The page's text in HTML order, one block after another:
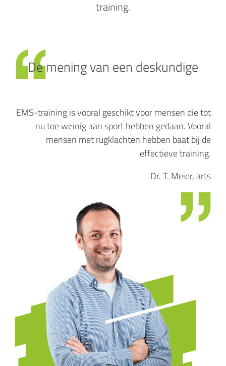
training.
EMS-training is vooral geschikt voor mensen die tot
nu toe weinig aan sport hebben gedaan. Vooral
mensen met rugklachten hebben baat bij de
effectieve training.
Dr. T. Meier, arts
De mening van een deskundige